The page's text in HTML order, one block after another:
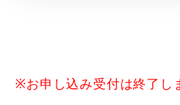
※お申し込み受付は終了し